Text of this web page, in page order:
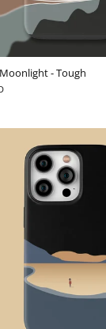
- Tough